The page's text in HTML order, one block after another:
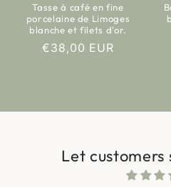
Tasse à café en fine
porcelaine de Limoges
blanche et filets d'or.
Regular
€38,00 EUR
Let customers